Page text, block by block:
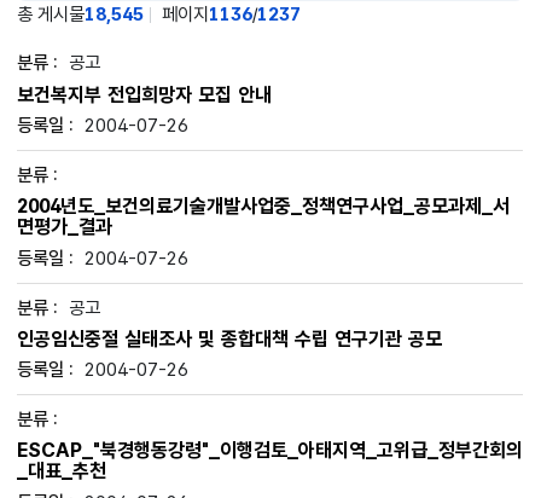
총 게시물18,545 페이지 1136/1237
공고
보건복지부 전입희망자 모집 안내
2004-07-26
2004년도_보건의료기술개발사업중_정책연구사업_공모과제_서
면평가_결과
2004-07-26
공고
인공임신중절 실태조사 및 종합대책 수립 연구기관 공모
2004-07-26
ESCAP_"북경행동강령"_이행검토_아태지역_고위급_정부간회의
_대표_추천